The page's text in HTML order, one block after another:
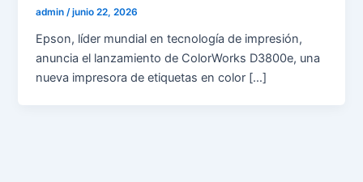
admin/junio 22, 2026
Epson, líder mundial en tecnología de impresión,
anuncia el lanzamiento de ColorWorks D3800e, una
nueva impresora de etiquetas en color […]